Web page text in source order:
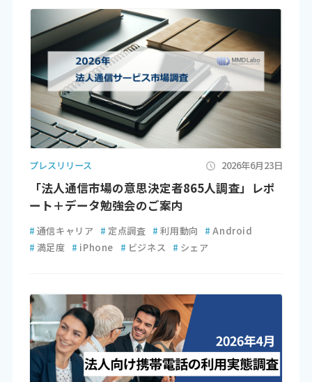
プレスリリース 2026年6月23日
「法人通信市場の意思決定者865人調査」レポ
ート＋データ勉強会のご案内
# 通信キャリア # 定点調査 # 利用動向 # Android
# 満足度 # iPhone # ビジネス # シェア